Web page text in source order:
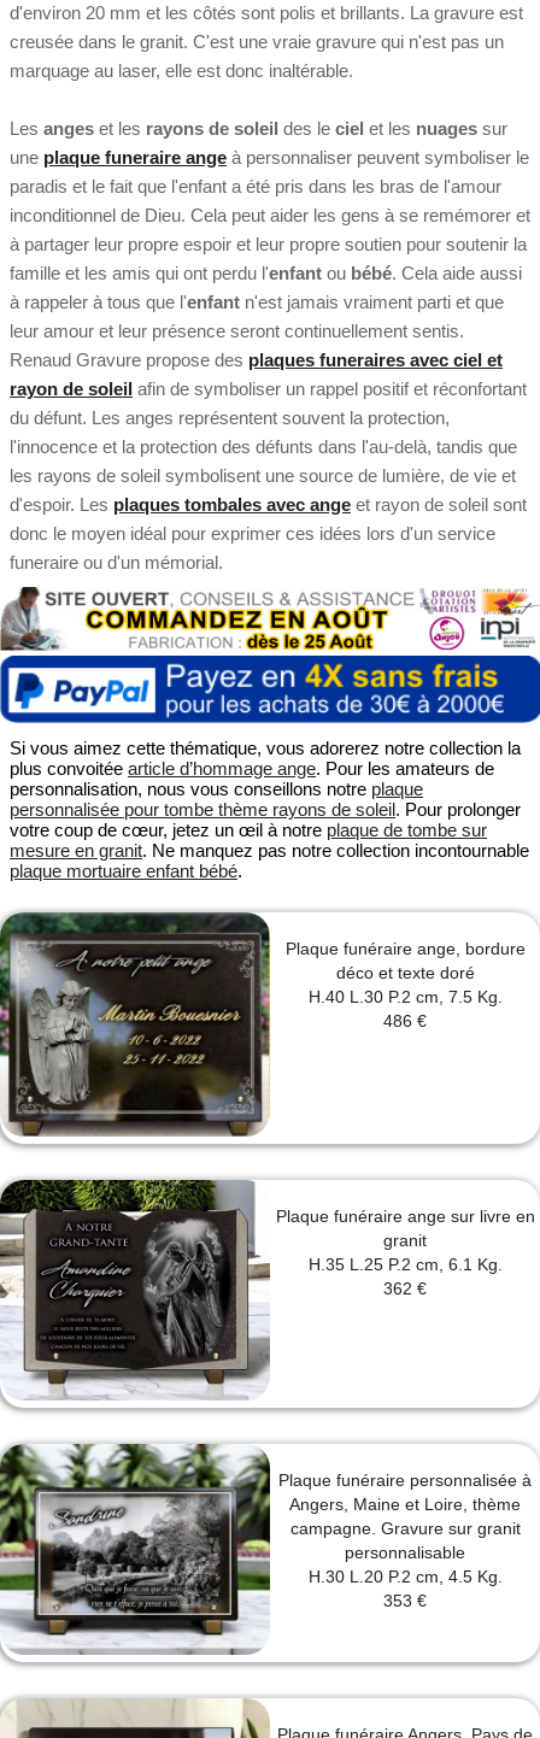
d'environ 20 mm et les côtés sont polis et brillants. La gravure est
creusée dans le granit. C'est une vraie gravure qui n'est pas un
marquage au laser, elle est donc inaltérable.
Les anges et les rayons de soleil des le ciel et les nuages sur
une plaque funeraire ange à personnaliser peuvent symboliser le
paradis et le fait que l'enfant a été pris dans les bras de l'amour
inconditionnel de Dieu. Cela peut aider les gens à se remémorer et
à partager leur propre espoir et leur propre soutien pour soutenir la
famille et les amis qui ont perdu l'enfant ou bébé. Cela aide aussi
à rappeler à tous que l'enfant n'est jamais vraiment parti et que
leur amour et leur présence seront continuellement sentis.
Renaud Gravure propose des plaques funeraires avec ciel et
rayon de soleil afin de symboliser un rappel positif et réconfortant
du défunt. Les anges représentent souvent la protection,
l'innocence et la protection des défunts dans l'au-delà, tandis que
les rayons de soleil symbolisent une source de lumière, de vie et
d'espoir. Les plaques tombales avec ange et rayon de soleil sont
donc le moyen idéal pour exprimer ces idées lors d'un service
funeraire ou d'un mémorial.
Si vous aimez cette thématique, vous adorerez notre collection la
plus convoitée article d’hommage ange. Pour les amateurs de
personnalisation, nous vous conseillons notre plaque
personnalisée pour tombe thème rayons de soleil. Pour prolonger
votre coup de cœur, jetez un œil à notre plaque de tombe sur
mesure en granit. Ne manquez pas notre collection incontournable
plaque mortuaire enfant bébé.
Plaque funéraire ange, bordure
déco et texte doré
H.40 L.30 P.2 cm, 7.5 Kg.
486 €
Plaque funéraire ange sur livre en
granit
H.35 L.25 P.2 cm, 6.1 Kg.
362 €
Plaque funéraire personnalisée à
Angers, Maine et Loire, thème
campagne. Gravure sur granit
personnalisable
H.30 L.20 P.2 cm, 4.5 Kg.
353 €